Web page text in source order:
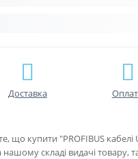
Доставка
що купити "PROFIBUS кабелі
складі видачі товару,